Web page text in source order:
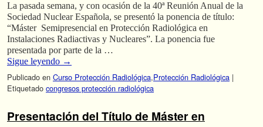
La pasada semana, y con ocasión de la 40ª Reunión Anual de la
Sociedad Nuclear Española, se presentó la ponencia de título:
“Máster Semipresencial en Protección Radiológica en
Instalaciones Radiactivas y Nucleares”. La ponencia fue
presentada por parte de la …
Sigue leyendo →
Publicado en Curso Protección Radiológica,Protección Radiológica |
Etiquetado congresos protección radiológica
Presentación del Título de Máster en